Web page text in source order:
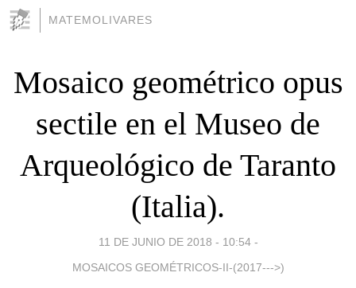
MATEMOLIVARES
Mosaico geométrico opus
sectile en el Museo de
Arqueológico de Taranto
(Italia).
11 DE JUNIO DE 2018 - 10:54 -
MOSAICOS GEOMÉTRICOS-II-(2017--->)